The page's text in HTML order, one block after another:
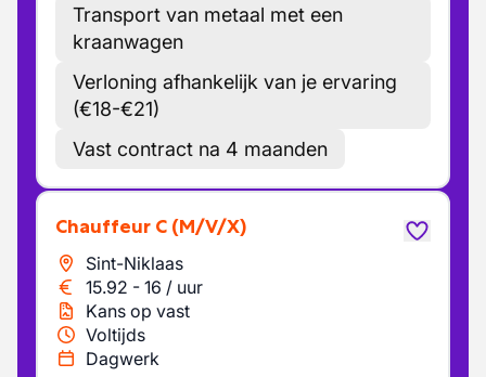
Transport van metaal met een
kraanwagen
Verloning afhankelijk van je ervaring
(€18-€21)
Vast contract na 4 maanden
Chauffeur C (M/V/X)
Sint-Niklaas
15.92 - 16 / uur
Kans op vast
Voltijds
Dagwerk